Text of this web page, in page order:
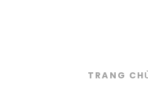
TRANG